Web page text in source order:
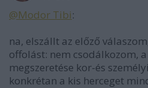
@Modor Tibi:
na, elszállt az előző
offolást: nem csodálkozom, a
megszeretése kor-és
konkrétan a kis herceget